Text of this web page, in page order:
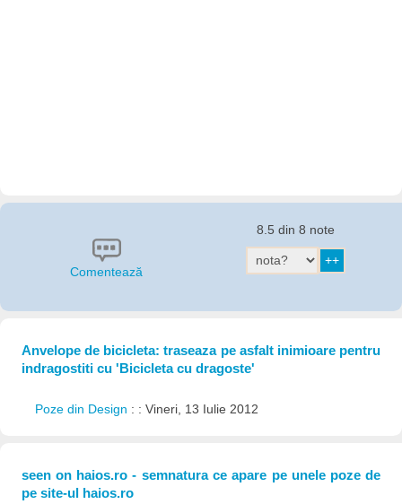
Comentează
8.5 din 8 note
Anvelope de bicicleta: traseaza pe asfalt inimioare pentru
indragostiti cu 'Bicicleta cu dragoste'
Poze din Design : : Vineri, 13 Iulie 2012
seen on haios.ro - semnatura ce apare pe unele poze de
pe site-ul haios.ro